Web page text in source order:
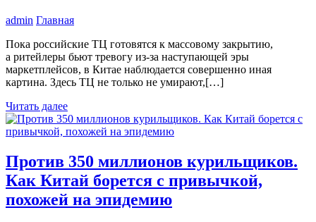
admin Главная
Пока российские ТЦ готовятся к массовому закрытию,
а ритейлеры бьют тревогу из-за наступающей эры
маркетплейсов, в Китае наблюдается совершенно иная
картина. Здесь ТЦ не только не умирают,[…]
Читать далее
Против 350 миллионов курильщиков.
Как Китай борется с привычкой,
похожей на эпидемию